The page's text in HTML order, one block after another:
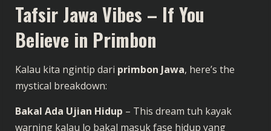
Tafsir Jawa Vibes – If You
Believe in Primbon
Kalau kita ngintip dari primbon Jawa, here’s the
mystical breakdown:
Bakal Ada Ujian Hidup – This dream tuh kayak
warning kalau lo bakal masuk fase hidup yang